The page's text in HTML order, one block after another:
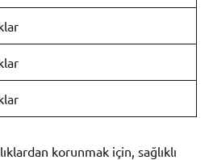
korunmak için, sağlıklı